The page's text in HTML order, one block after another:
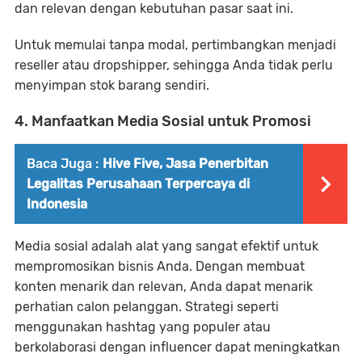
dan relevan dengan kebutuhan pasar saat ini.
Untuk memulai tanpa modal, pertimbangkan menjadi
reseller atau dropshipper, sehingga Anda tidak perlu
menyimpan stok barang sendiri.
4. Manfaatkan Media Sosial untuk Promosi
Baca Juga : Hive Five, Jasa Penerbitan
Legalitas Perusahaan Terpercaya di
Indonesia
Media sosial adalah alat yang sangat efektif untuk
mempromosikan bisnis Anda. Dengan membuat
konten menarik dan relevan, Anda dapat menarik
perhatian calon pelanggan. Strategi seperti
menggunakan hashtag yang populer atau
berkolaborasi dengan influencer dapat meningkatkan